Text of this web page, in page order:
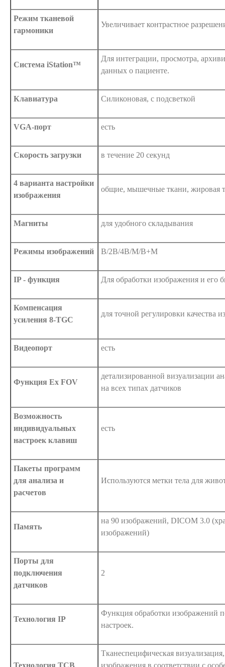
Режим тканевой
гармоники
Увеличивает контрастное
Система iStation™
Для интеграции, просмотра,
данных о пациенте.
Клавиатура Силиконовая, с подсветкой
VGA-порт есть
Скорость загрузки в течение 20 секунд
4 варианта настройки
изображения
общие, мышечные ткани, жировая
Магниты для удобного складывания
Режимы изображений B/2B/4B/M/B+M
IP - функция Для обработки изображения и его
Компенсация
усиления 8-TGC
для точной регулировки качества
Видеопорт есть
Функция Ex FOV
детализированной визуализации
на всех типах датчиков
Возможность
индивидуальных
настроек клавиш
есть
Пакеты программ
для анализа и
расчетов
Используются метки тела для
Память
на 90 изображений, DICOM 3.0
изображений)
Порты для
подключения
датчиков
2
Технология IP
Функция обработки изображений
настроек.
Технология ТСВ
Тканеспецифическая
изображения в соответствии с